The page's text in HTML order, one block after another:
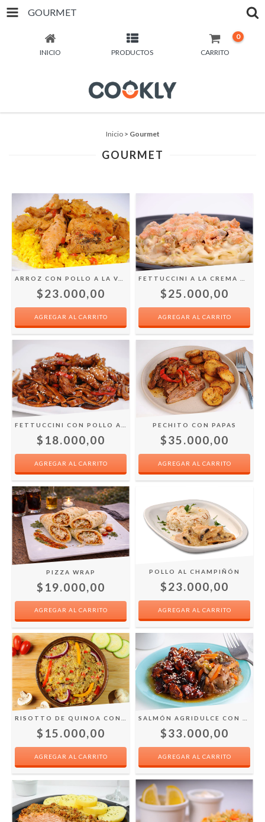
GOURMET
INICIO PRODUCTOS CARRITO
0
Inicio > Gourmet
GOURMET
$23.000,00 $25.000,00
$18.000,00
PECHITO CON PAPAS
$35.000,00
PIZZA WRAP
$19.000,00
POLLO AL CHAMPIÑÓN
$23.000,00
$15.000,00 $33.000,00